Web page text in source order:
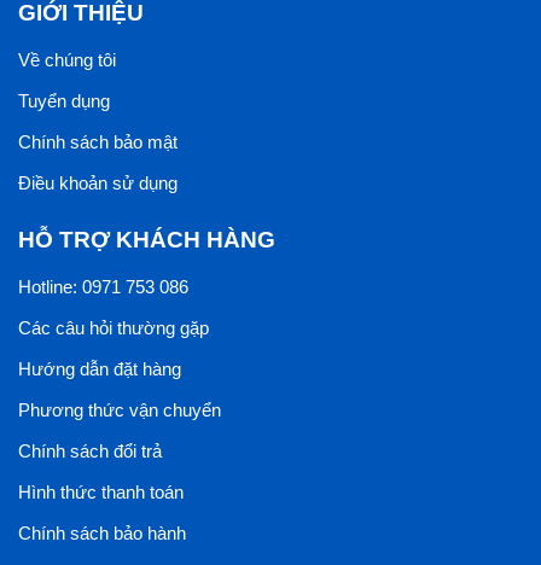
GIỚI THIỆU
Về chúng tôi
Tuyển dụng
Chính sách bảo mật
Điều khoản sử dụng
HỖ TRỢ KHÁCH HÀNG
Hotline: 0971 753 086
Các câu hỏi thường gặp
Hướng dẫn đặt hàng
Phương thức vận chuyển
Chính sách đổi trả
Hình thức thanh toán
Chính sách bảo hành